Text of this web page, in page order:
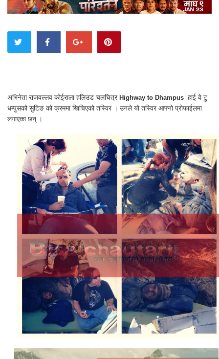
अभिनेता राजवल्लव कोईराला हलिउड चलचित्र Highway to Dhampus हाई वे टु
धम्पुसको सुटिङ को क्रममा खिचिएको तस्विर । उनले यो तस्विर आफ्नो प्रोफाईलमा
लगाएका छन् ।